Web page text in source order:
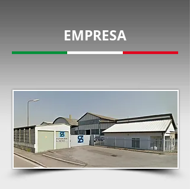
EMPRESA